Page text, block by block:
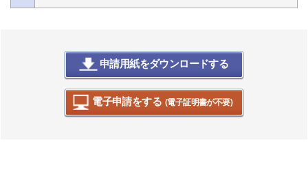
申請用紙をダウンロードする
電子申請をする (電子証明書が不要)